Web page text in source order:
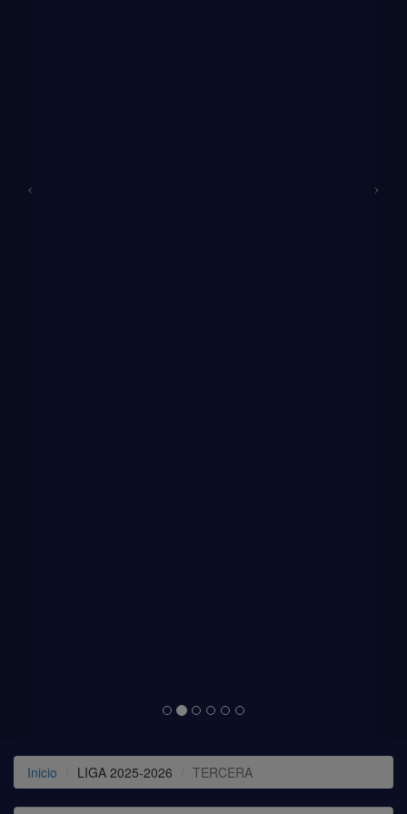
Inicio LIGA 2025-2026 TERCERA